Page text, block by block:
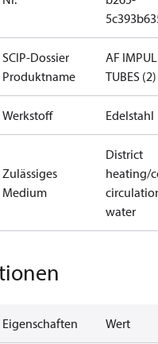
SCIP-Dossier
Produktname
AF
TUBES (2)
Werkstoff Edelstahl
Zulässiges
Medium
District
heating/
water
Eigenschaften Wert